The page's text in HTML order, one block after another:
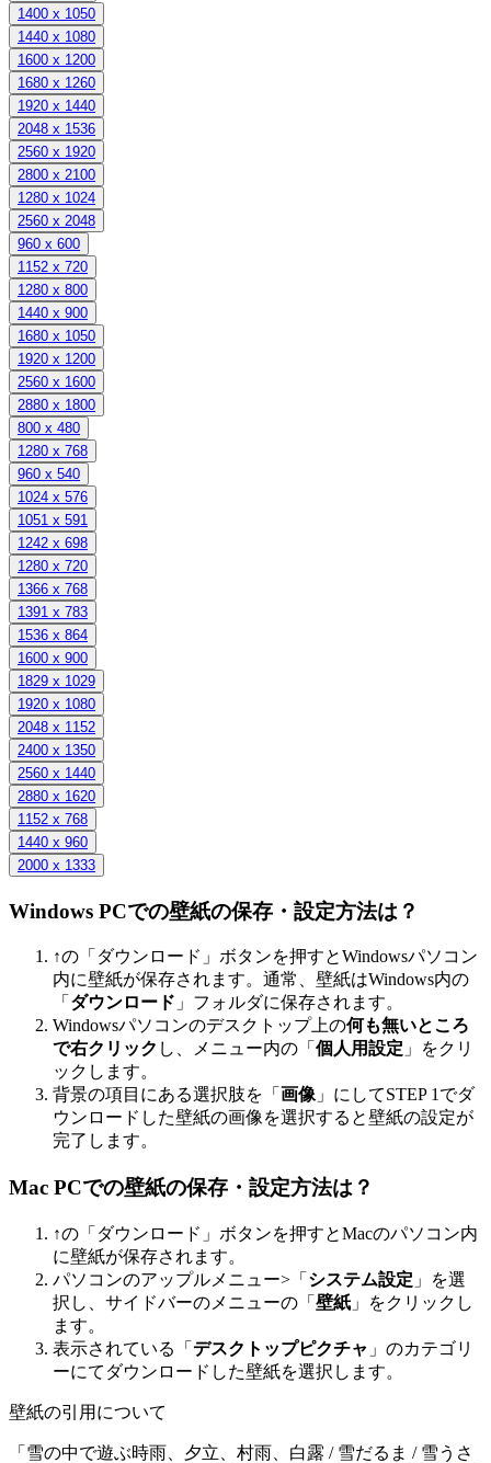
1400 x 1050
1440 x 1080
1600 x 1200
1680 x 1260
1920 x 1440
2048 x 1536
2560 x 1920
2800 x 2100
1280 x 1024
2560 x 2048
960 x 600
1152 x 720
1280 x 800
1440 x 900
1680 x 1050
1920 x 1200
2560 x 1600
2880 x 1800
800 x 480
1280 x 768
960 x 540
1024 x 576
1051 x 591
1242 x 698
1280 x 720
1366 x 768
1391 x 783
1536 x 864
1600 x 900
1829 x 1029
1920 x 1080
2048 x 1152
2400 x 1350
2560 x 1440
2880 x 1620
1152 x 768
1440 x 960
2000 x 1333
Windows PCでの壁紙の保存・設定方法は？
↑の「ダウンロード」ボタンを押すとWindowsパソコン
内に壁紙が保存されます。通常、壁紙はWindows内の
「 ダウンロード 」フォルダに保存されます。
Windowsパソコンのデスクトップ上の何も無いところ
で右クリック し、メニュー内の「 個人用設定 」をクリ
ックします。
背景の項目にある選択肢を「 画像 」にしてSTEP 1でダ
ウンロードした壁紙の画像を選択すると壁紙の設定が
完了します。
Mac PCでの壁紙の保存・設定方法は？
↑の「ダウンロード」ボタンを押すとMacのパソコン内
に壁紙が保存されます。
パソコンのアップルメニュー>「 システム設定 」を選
択し、サイドバーのメニューの「 壁紙 」をクリックし
ます。
表示されている「 デスクトップピクチャ 」のカテゴリ
ーにてダウンロードした壁紙を選択します。
壁紙の引用について
「雪の中で遊ぶ時雨、夕立、村雨、白露 / 雪だるま / 雪うさ